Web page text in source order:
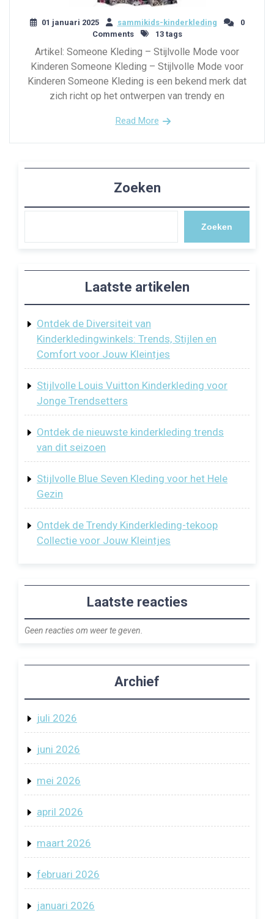
01 januari 2025 sammikids-kinderkleding
0
Comments
13 tags
Artikel: Someone Kleding – Stijlvolle Mode voor
Kinderen Someone Kleding – Stijlvolle Mode voor
Kinderen Someone Kleding is een bekend merk dat
zich richt op het ontwerpen van trendy en
Read More
Zoeken
Zoeken
Laatste artikelen
Ontdek de Diversiteit van
Kinderkledingwinkels: Trends, Stijlen en
Comfort voor Jouw Kleintjes
Stijlvolle Louis Vuitton Kinderkleding voor
Jonge Trendsetters
Ontdek de nieuwste kinderkleding trends
van dit seizoen
Stijlvolle Blue Seven Kleding voor het Hele
Gezin
Ontdek de Trendy Kinderkleding-tekoop
Collectie voor Jouw Kleintjes
Laatste reacties
Geen reacties om weer te geven.
Archief
juli 2026
juni 2026
mei 2026
april 2026
maart 2026
februari 2026
januari 2026